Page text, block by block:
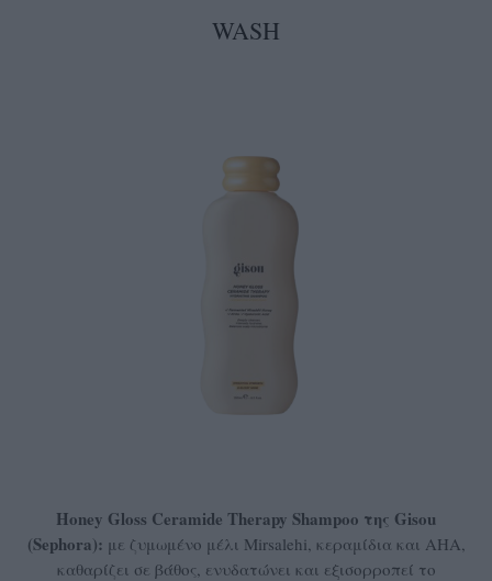
WASH
Honey Gloss Ceramide Therapy Shampoo της Gisou
(Sephora): με ζυμωμένο μέλι Mirsalehi, κεραμίδια και AHA,
καθαρίζει σε βάθος, ενυδατώνει και εξισορροπεί το